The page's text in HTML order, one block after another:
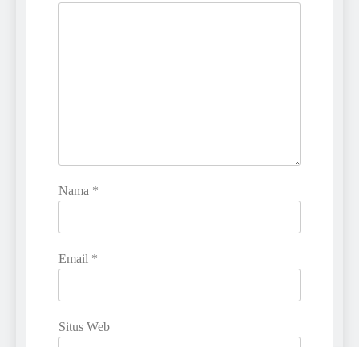
Nama *
Email *
Situs Web